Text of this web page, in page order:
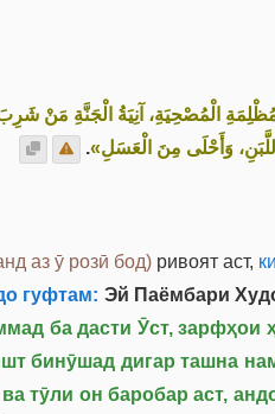
الْمُصْحِيَةِ، آنِيَةُ الْجَنَّةِ مَنْ
وَأَحْلَى مِنَ الْعَسَلِ».
аз ӯ розӣ бод) ривоят аст,
гуфтам: Эй Паёмбари
ба дасти Ӯст, зарфҳои
бинӯшад дигар ташна
тӯли он баробар аст,